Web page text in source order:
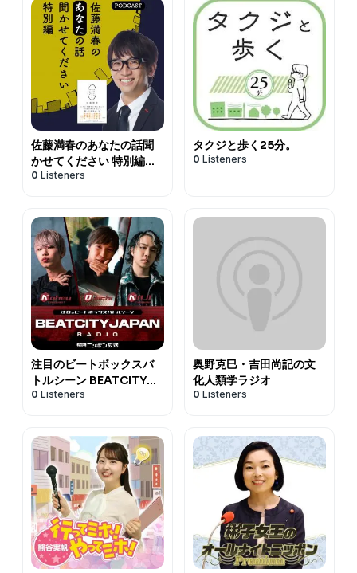
佐藤満春のあなたの話聞
かせてください 特別編
podcast
0 Listeners
タクジと歩く25分。
0 Listeners
注目のビートボックスバ
トルシーン BEATCITY
JAPAN RADIO
0 Listeners
奥野克巳・吉田尚記の文
化人類学ラジオ
0 Listeners